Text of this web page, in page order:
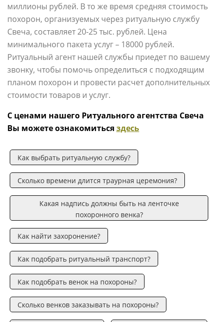
миллионы рублей. В то же время средняя стоимость
похорон, организуемых через ритуальную службу
Свеча, составляет 20-25 тыс. рублей. Цена
минимального пакета услуг – 18000 рублей.
Ритуальный агент нашей службы приедет по вашему
звонку, чтобы помочь определиться с подходящим
планом похорон и провести расчет дополнительных
стоимости товаров и услуг.
С ценами нашего Ритуального агентства Свеча
Вы можете ознакомитьсяздесь
Как выбрать ритуальную службу?
Сколько времени длится траурная церемония?
Какая надпись должны быть на ленточке
похоронного венка?
Как найти захоронение?
Как подобрать ритуальный транспорт?
Как подобрать венок на похороны?
Сколько венков заказывать на похороны?